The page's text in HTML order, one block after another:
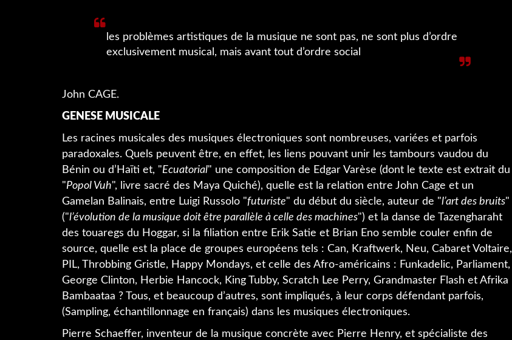
les problèmes artistiques de la musique ne sont pas, ne sont plus d’ordre
exclusivement musical, mais avant tout d’ordre social
John CAGE.
GENESE MUSICALE
Les racines musicales des musiques électroniques sont nombreuses, variées et parfois
paradoxales. Quels peuvent être, en effet, les liens pouvant unir les tambours vaudou du
Bénin ou d’Haïti et, "Ecuatorial" une composition de Edgar Varèse (dont le texte est extrait du
"Popol Vuh", livre sacré des Maya Quiché), quelle est la relation entre John Cage et un
Gamelan Balinais, entre Luigi Russolo "futuriste" du début du siècle, auteur de "l’art des bruits"
("l’évolution de la musique doit être parallèle à celle des machines") et la danse de Tazengharaht
des touaregs du Hoggar, si la filiation entre Erik Satie et Brian Eno semble couler enfin de
source, quelle est la place de groupes européens tels : Can, Kraftwerk, Neu, Cabaret Voltaire,
PIL, Throbbing Gristle, Happy Mondays, et celle des Afro-américains : Funkadelic, Parliament,
George Clinton, Herbie Hancock, King Tubby, Scratch Lee Perry, Grandmaster Flash et Afrika
Bambaataa ? Tous, et beaucoup d’autres, sont impliqués, à leur corps défendant parfois,
(Sampling, échantillonnage en français) dans les musiques électroniques.
Pierre Schaeffer, inventeur de la musique concrète avec Pierre Henry, et spécialiste des